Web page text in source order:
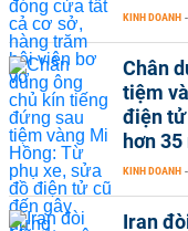
KINH DOANH -
Chân
tiệm
điện tử
hơn
KINH DOANH -
Iran